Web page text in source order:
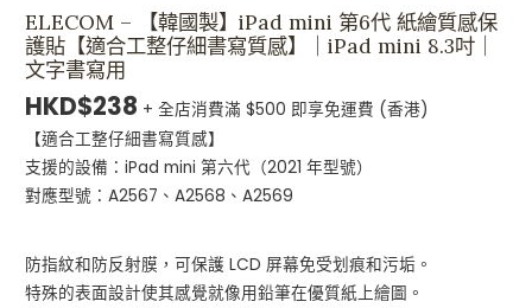
ELECOM – 【韓國製】iPad mini 第6代 紙繪質感保
護貼【適合工整仔細書寫質感】｜iPad mini 8.3吋｜
文字書寫用
HKD$238 + 全店消費滿 $500 即享免運費 (香港)
【適合工整仔細書寫質感】
支援的設備：iPad mini 第六代（2021 年型號）
對應型號：A2567、A2568、A2569
防指紋和防反射膜，可保護 LCD 屏幕免受划痕和污垢。
特殊的表面設計使其感覺就像用鉛筆在優質紙上繪圖。
文
字
書
寫
用
數
量